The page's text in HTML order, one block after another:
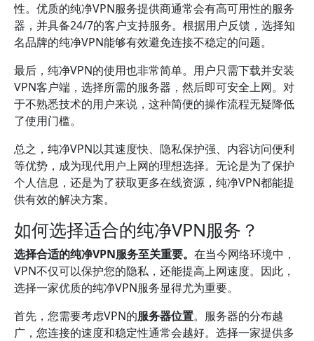
性。优质的纯净VPN服务提供商通常会有高可用性的服务
器，并具备24/7的客户支持服务。根据用户反馈，选择知
名品牌的纯净VPN能够有效避免连接不稳定的问题。
最后，纯净VPN的使用也非常简单。用户只需下载并安装
VPN客户端，选择所需的服务器，然后即可安全上网。对
于不熟悉技术的用户来说，这种简便的操作流程无疑降低
了使用门槛。
总之，纯净VPN以其速度快、隐私保护强、内容访问便利
等优势，成为现代用户上网的理想选择。无论是为了保护
个人信息，还是为了获取更多在线资源，纯净VPN都能提
供有效的解决方案。
如何选择适合的纯净VPN服务？
选择合适的纯净VPN服务至关重要。 在当今网络环境中，
VPN不仅可以保护您的隐私，还能提高上网速度。因此，
选择一家优质的纯净VPN服务显得尤为重要。
首先，您需要考虑VPN的服务器位置。服务器的分布越
广，您连接的速度和稳定性通常会越好。选择一家提供多